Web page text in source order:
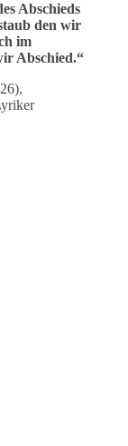
Abschieds
den wir
im
Abschied.“